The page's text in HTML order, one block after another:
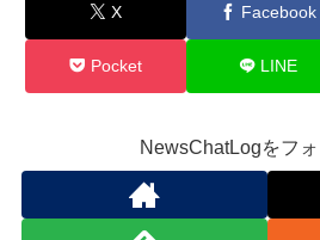
X Facebook
Pocket LINE
NewsChatLogをフ